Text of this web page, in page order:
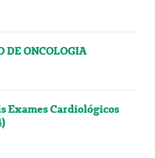
DE ONCOLOGIA
Exames Cardiológicos